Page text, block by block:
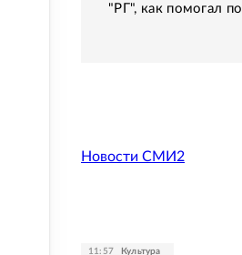
"РГ", как помогал
Новости СМИ2
11:57 Культура